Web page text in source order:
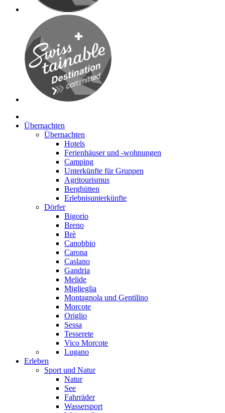
Übernachten
Übernachten
Hotels
Ferienhäuser und -wohnungen
Camping
Unterkünfte für Gruppen
Agritourismus
Berghütten
Erlebnisunterkünfte
Dörfer
Bigorio
Breno
Brè
Canobbio
Carona
Caslano
Gandria
Melide
Miglieglia
Montagnola und Gentilino
Morcote
Origlio
Sessa
Tesserete
Vico Morcote
Lugano
Erleben
Sport und Natur
Natur
See
Fahrräder
Wassersport